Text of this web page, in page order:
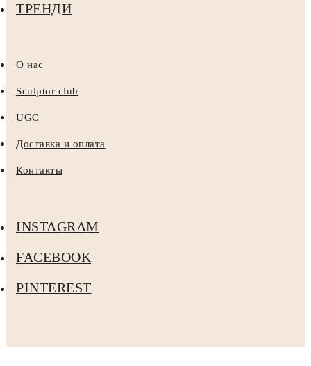
ТРЕНДИ
О нас
Sculptor club
UGC
Доставка и оплата
Контакты
INSTAGRAM
FACEBOOK
PINTEREST